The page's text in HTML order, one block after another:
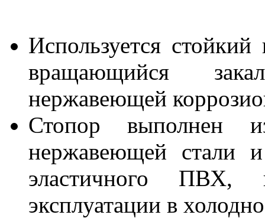
Используется
вращающийся
нержавеющей
Стопор выполнен
нержавеющей стали
эластичного ПВХ,
эксплуатации в